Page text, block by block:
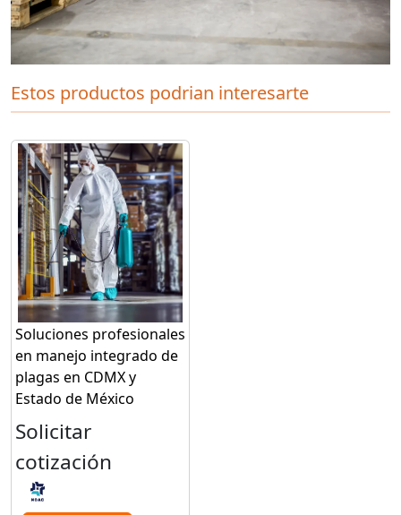
Estos productos podrian interesarte
Soluciones profesionales
en manejo integrado de
plagas en CDMX y
Estado de México
Solicitar
cotización